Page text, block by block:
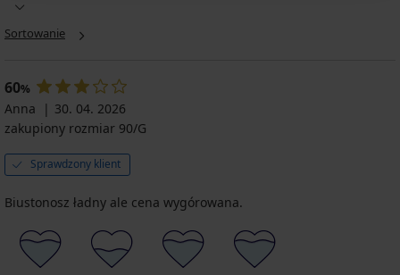
nieusztywniany
zł
nieusztywniany
Danuta
578
204,99
zł
Sortowanie
60%
Anna
30. 04. 2026
zakupiony rozmiar 90/G
Sprawdzony klient
Biustonosz ładny ale cena wygórowana.